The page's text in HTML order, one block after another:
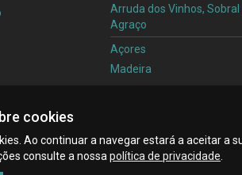
Arruda dos Vinhos,
Agraço
Açores
Madeira
cookies
Ao continuar a navegar estará a aceitar a
consulte a nossa política de privacidade